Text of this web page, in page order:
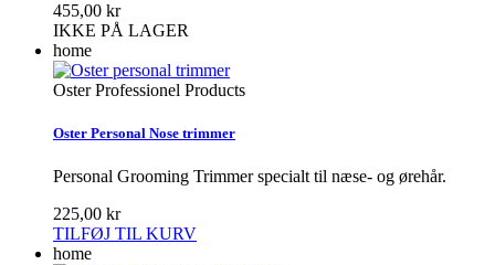
455,00 kr
IKKE PÅ LAGER
home
Oster Professionel Products
Oster Personal Nose trimmer
Personal Grooming Trimmer specialt til næse- og ørehår.
225,00 kr
TILFØJ TIL KURV
home